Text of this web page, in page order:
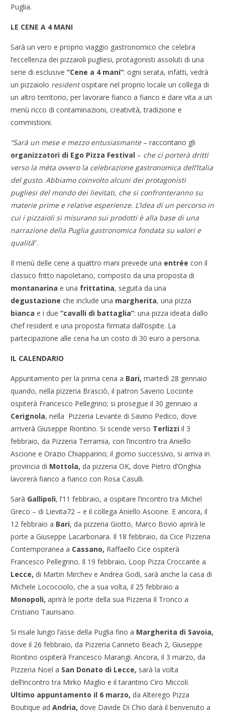
Puglia.
LE CENE A 4 MANI
Sarà un vero e proprio viaggio gastronomico che celebra
l’eccellenza dei pizzaioli pugliesi, protagonisti assoluti di una
serie di esclusive “Cene a 4 mani”: ogni serata, infatti, vedrà
un pizzaiolo residentospitare nel proprio locale un collega di
un altro territorio, per lavorare fianco a fianco e dare vita a un
menù ricco di contaminazioni, creatività, tradizione e
commistioni.
“Sarà un mese e mezzo entusiasmante – raccontano gli
organizzatori di Ego Pizza Festival – che ci porterà dritti
verso la mèta ovvero la celebrazione gastronomica dell’Italia
del gusto. Abbiamo coinvolto alcuni dei protagonisti
pugliesi del mondo dei lievitati, che si confronteranno su
materie prime e relative esperienze. L’idea di un percorso in
cui i pizzaioli si misurano sui prodotti è alla base di una
narrazione della Puglia gastronomica fondata su valori e
qualità”.
Il menù delle cene a quattro mani prevede una entréecon il
classico fritto napoletano, composto da una proposta di
montanarinae una frittatina, seguita da una
degustazioneche include una margherita, una pizza
biancae i due “cavalli di battaglia”: una pizza ideata dallo
chef resident e una proposta firmata dall’ospite. La
partecipazione alle cena ha un costo di 30 euro a persona.
IL CALENDARIO
Appuntamento per la prima cena a Bari,martedì 28 gennaio
quando, nella pizzeria Brasciò, il patron Saverio Loconte
ospiterà Francesco Pellegrino; si prosegue il 30 gennaio a
Cerignola, nella Pizzeria Levante di Savino Pedico, dove
arriverà Giuseppe Riontino. Si scende verso Terlizziil 3
febbraio, da Pizzeria Terramia, con l’incontro tra Aniello
Ascione e Orazio Chiapparino; il giorno successivo, si arriva in
provincia di Mottola, da pizzeria OK, dove Pietro d’Onghia
lavorerà fianco a fianco con Rosa Casulli.
Sarà Gallipoli, l’11 febbraio, a ospitare l’incontro tra Michel
Greco – di Lievita72 – e il collega Aniello Ascione. E ancora, il
12 febbraio a Bari, da pizzeria Giotto, Marco Bovio aprirà le
porte a Giuseppe Lacarbonara. Il 18 febbraio, da Cice Pizzeria
Contemporanea a Cassano, Raffaello Cice ospiterà
Francesco Pellegrino. Il 19 febbraio, Loop Pizza Croccante a
Lecce, di Martin Mirchev e Andrea Godi, sarà anche la casa di
Michele Lococciolo, che a sua volta, il 25 febbraio a
Monopoli, aprirà le porte della sua Pizzeria Il Tronco a
Cristiano Taurisano.
Si risale lungo l’asse della Puglia fino a Margherita di Savoia,
dove il 26 febbraio, da Pizzeria Canneto Beach 2, Giuseppe
Riontino ospiterà Francesco Marangi. Ancora, il 3 marzo, da
Pizzeria Noel a San Donato di Lecce, sarà la volta
dell’incontro tra Mirko Maglio e il tarantino Ciro Miccoli.
Ultimo appuntamento il 6 marzo, da Alterego Pizza
Boutique adAndria, dove Davide Di Chio darà il benvenuto a